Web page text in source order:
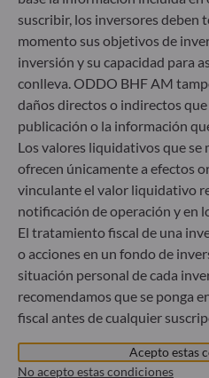
ODDO BHF Asset Management
Herzogstraße 15
40217 Düsseldorf
Alemania
+49 (0) 211 239 24 01
Gallusanlage 8
60329 Frankfurt am Main
+49 (0) 69 920 50 0
Sociedad Gestora de Carteras
Bundesanstalt für
Registro Comercial: HRB 11971
instancia de Düsseldorf
suscribir, los inversores deben
momento sus objetivos de
inversión y su capacidad para
conlleva. ODDO BHF AM
daños directos o indirectos
publicación o la información
Los valores liquidativos que se
ofrecen únicamente a efectos
vinculante el valor liquidativo
notificación de operación y en
El tratamiento fiscal de una
o acciones en un fondo de
situación personal de cada
recomendamos que se ponga
fiscal antes de cualquier
Acepto estas
No acepto estas condiciones